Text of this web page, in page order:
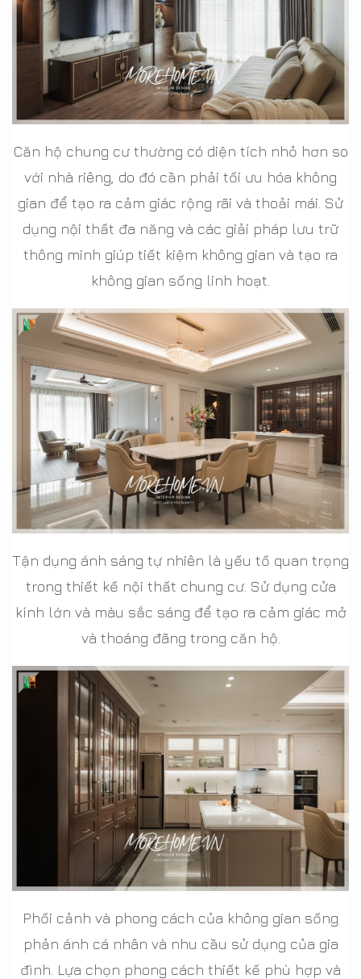
Căn hộ chung cư thường có diện tích nhỏ hơn so
với nhà riêng, do đó cần phải tối ưu hóa không
gian để tạo ra cảm giác rộng rãi và thoải mái. Sử
dụng nội thất đa năng và các giải pháp lưu trữ
thông minh giúp tiết kiệm không gian và tạo ra
không gian sống linh hoạt.
Tận dụng ánh sáng tự nhiên là yếu tố quan trọng
trong thiết kế nội thất chung cư. Sử dụng cửa
kính lớn và màu sắc sáng để tạo ra cảm giác mở
và thoáng đãng trong căn hộ.
Phối cảnh và phong cách của không gian sống
phản ánh cá nhân và nhu cầu sử dụng của gia
đình. Lựa chọn phong cách thiết kế phù hợp và